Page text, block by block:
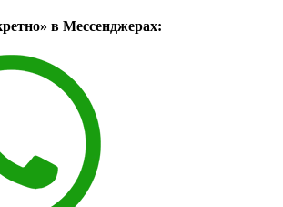
в Мессенджерах: